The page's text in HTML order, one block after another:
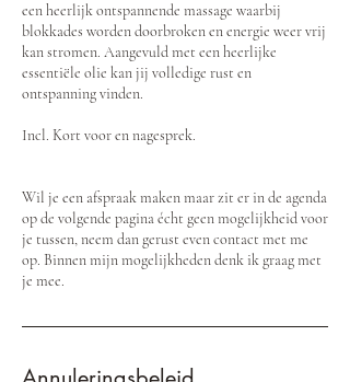
een heerlijk ontspannende massage waarbij
blokkades worden doorbroken en energie weer vrij
kan stromen. Aangevuld met een heerlijke
essentiële olie kan jij volledige rust en
ontspanning vinden.
Incl. Kort voor en nagesprek.
Wil je een afspraak maken maar zit er in de agenda
op de volgende pagina écht geen mogelijkheid voor
je tussen, neem dan gerust even contact met me
op. Binnen mijn mogelijkheden denk ik graag met
je mee.